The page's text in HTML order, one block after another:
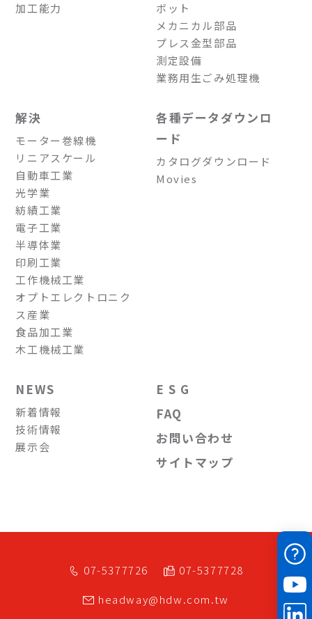
加工能力
ボット
メカニカル部品
プレス金型部品
測定設備
業務用生ごみ処理機
解決
モーター巻線機
リニアスケール
自動車工業
光学業
紡績工業
電子工業
半導体業
印刷工業
工作機械工業
オプトエレクトロニク
ス産業
食品加工業
木工機械工業
各種データダウンロ
ード
カタログダウンロード
Movies
NEWS
新着情報
技術情報
展示会
E S G
FAQ
お問い合わせ
サイトマップ
07-5377726
07-5377728
headway@hdw.com.tw